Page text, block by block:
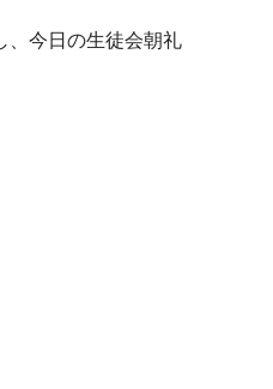
、今日の生徒会朝礼